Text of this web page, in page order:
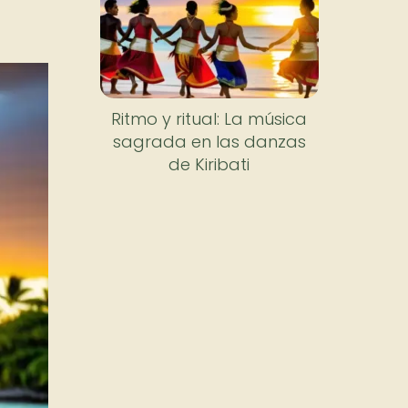
Ritmo y ritual: La música
sagrada en las danzas
de Kiribati